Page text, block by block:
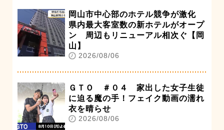
岡山市中心部のホテル競争が激化
県内最大客室数の新ホテルがオープ
ン 周辺もリニューアル相次ぐ【岡
山】
2026/08/06
ＧＴＯ ＃０４ 家出した女子生徒
に迫る魔の手！フェイク動画の濡れ
衣を晴らせ
2026/08/06